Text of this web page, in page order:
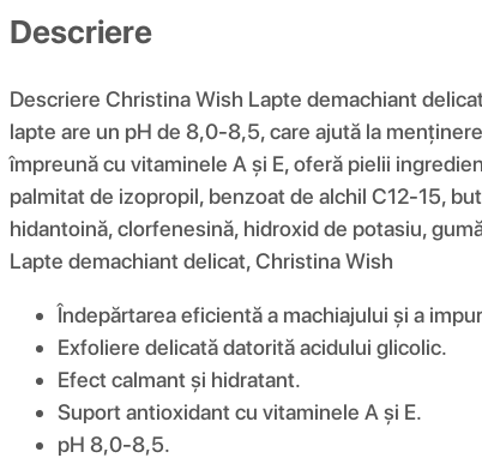
Descriere
Descriere Christina Wish Lapte demachiant
lapte are un pH de 8,0-8,5, care ajută la
împreună cu vitaminele A și E, oferă pielii
palmitat de izopropil, benzoat de alchil C12-15,
hidantoină, clorfenesină, hidroxid de potasiu,
Lapte demachiant delicat, Christina Wish
Îndepărtarea eficientă a machiajului și a
Exfoliere delicată datorită acidului glicolic.
Efect calmant și hidratant.
Suport antioxidant cu vitaminele A și E.
pH 8,0-8,5.